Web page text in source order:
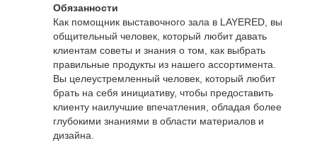
Обязанности
Как помощник выставочного зала в LAYERED, вы
общительный человек, который любит давать
клиентам советы и знания о том, как выбрать
правильные продукты из нашего ассортимента.
Вы целеустремленный человек, который любит
брать на себя инициативу, чтобы предоставить
клиенту наилучшие впечатления, обладая более
глубокими знаниями в области материалов и
дизайна.